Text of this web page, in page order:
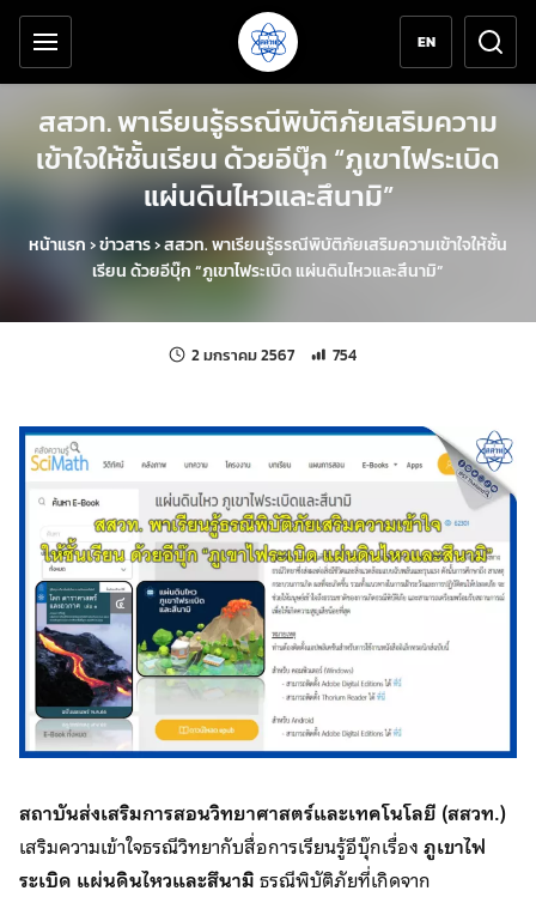
ข้ามไปยังเนื้อหาหลัก
เครื่องมือช่วยเหลือ
EN
สสวท. พาเรียนรู้ธรณีพิบัติภัยเสริมความ
เข้าใจให้ชั้นเรียน ด้วยอีบุ๊ก “ภูเขาไฟระเบิด
แผ่นดินไหวและสึนามิ”
หน้าแรก›ข่าวสาร›สสวท. พาเรียนรู้ธรณีพิบัติภัยเสริมความเข้าใจให้ชั้น
เรียน ด้วยอีบุ๊ก “ภูเขาไฟระเบิด แผ่นดินไหวและสึนามิ”
2 มกราคม 2567 แก้ไขล่าสุดเมื่อ:
จำนวนการเข้าชม 754 ครั้ง
754
สถาบันส่งเสริมการสอนวิทยาศาสตร์และเทคโนโลยี (สสวท.)
เสริมความเข้าใจธรณีวิทยากับสื่อการเรียนรู้อีบุ๊กเรื่องภูเขาไฟ
ระเบิด แผ่นดินไหวและสึนามิธรณีพิบัติภัยที่เกิดจาก